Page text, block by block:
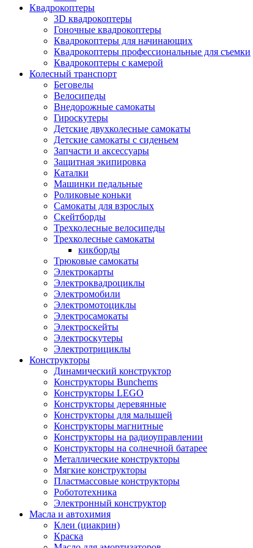
Квадрокоптеры
3D квадрокоптеры
Гоночные квадрокоптеры
Квадрокоптеры для начинающих
Квадрокоптеры профессиональные для съемки
Квадрокоптеры с камерой
Колесный транспорт
Беговелы
Велосипеды
Внедорожные самокаты
Гироскутеры
Детские двухколесные самокаты
Детские самокаты с сиденьем
Запчасти и аксессуары
Защитная экипировка
Каталки
Машинки педальные
Роликовые коньки
Самокаты для взрослых
Скейтборды
Трехколесные велосипеды
Трехколесные самокаты
кикборды
Трюковые самокаты
Электрокарты
Электроквадроциклы
Электромобили
Электромотоциклы
Электросамокаты
Электроскейты
Электроскутеры
Электротрициклы
Конструкторы
Динамический конструктор
Конструкторы Bunchems
Конструкторы LEGO
Конструкторы деревянные
Конструкторы для малышей
Конструкторы магнитные
Конструкторы на радиоуправлении
Конструкторы на солнечной батарее
Металлические конструкторы
Мягкие конструкторы
Пластмассовые конструкторы
Робототехника
Электронный конструктор
Масла и автохимия
Клеи (циакрин)
Краска